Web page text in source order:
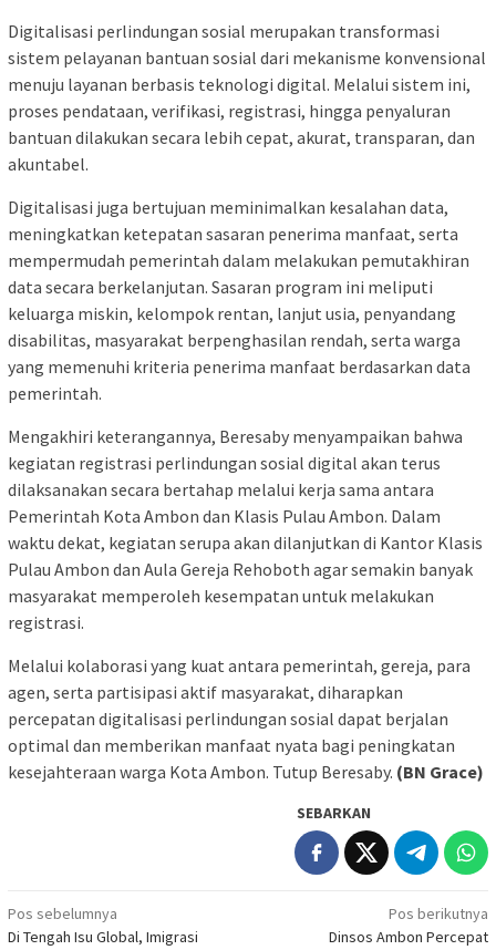
Digitalisasi perlindungan sosial merupakan transformasi
sistem pelayanan bantuan sosial dari mekanisme konvensional
menuju layanan berbasis teknologi digital. Melalui sistem ini,
proses pendataan, verifikasi, registrasi, hingga penyaluran
bantuan dilakukan secara lebih cepat, akurat, transparan, dan
akuntabel.
Digitalisasi juga bertujuan meminimalkan kesalahan data,
meningkatkan ketepatan sasaran penerima manfaat, serta
mempermudah pemerintah dalam melakukan pemutakhiran
data secara berkelanjutan. Sasaran program ini meliputi
keluarga miskin, kelompok rentan, lanjut usia, penyandang
disabilitas, masyarakat berpenghasilan rendah, serta warga
yang memenuhi kriteria penerima manfaat berdasarkan data
pemerintah.
Mengakhiri keterangannya, Beresaby menyampaikan bahwa
kegiatan registrasi perlindungan sosial digital akan terus
dilaksanakan secara bertahap melalui kerja sama antara
Pemerintah Kota Ambon dan Klasis Pulau Ambon. Dalam
waktu dekat, kegiatan serupa akan dilanjutkan di Kantor Klasis
Pulau Ambon dan Aula Gereja Rehoboth agar semakin banyak
masyarakat memperoleh kesempatan untuk melakukan
registrasi.
Melalui kolaborasi yang kuat antara pemerintah, gereja, para
agen, serta partisipasi aktif masyarakat, diharapkan
percepatan digitalisasi perlindungan sosial dapat berjalan
optimal dan memberikan manfaat nyata bagi peningkatan
kesejahteraan warga Kota Ambon. Tutup Beresaby. (BN Grace)
SEBARKAN
Navigasi
Pos sebelumnya
Di Tengah Isu Global, Imigrasi
Pos berikutnya
Dinsos Ambon Percepat